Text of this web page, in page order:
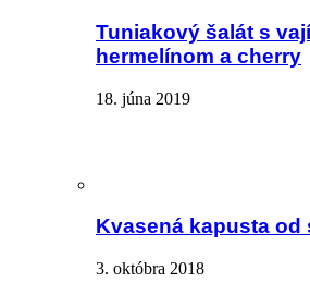
Tuniakový šalát s
hermelínom a cherry
18. júna 2019
Kvasená kapusta
3. októbra 2018